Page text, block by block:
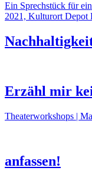
Ein Sprechstück für
2021, Kulturort Depot
Erzähl mir
Theaterworkshops |
anfassen!